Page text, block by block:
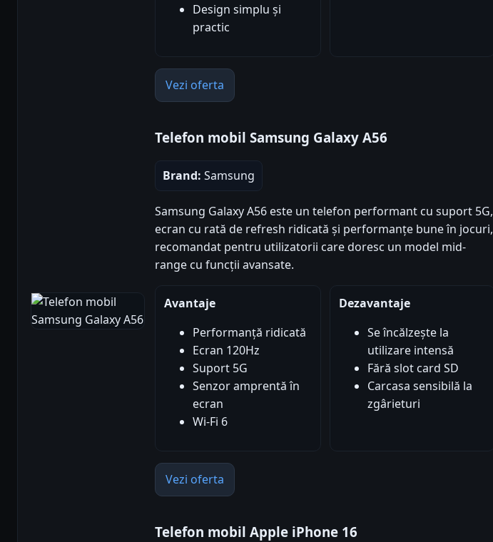
Design simplu și
practic
Vezi oferta
Telefon mobil Samsung Galaxy A56
Brand: Samsung
Samsung Galaxy A56 este un telefon performant cu suport 5G,
ecran cu rată de refresh ridicată și performanțe bune în jocuri,
recomandat pentru utilizatorii care doresc un model mid-
range cu funcții avansate.
Avantaje
Performanță ridicată
Ecran 120Hz
Suport 5G
Senzor amprentă în
ecran
Wi-Fi 6
Dezavantaje
Se încălzește la
utilizare intensă
Fără slot card SD
Carcasa sensibilă la
zgârieturi
Vezi oferta
Telefon mobil Apple iPhone 16